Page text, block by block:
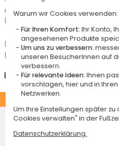
Artikel, die in unserem Atelier
Produkte), sind mit dem Logo
Das Voraussichtliche Lieferdatum ist
Kreditkarte oder Sofortüberweisung
Deutschland
Economy-
Mittwoch 12
Warum wir Cookies verwenden:
Für Ihren Komfort:Ihr Konto,
angesehenen Produkte
Um uns zu verbessern:
unseren BesucherInnen auf
verbessern.
Für relevante Ideen:Ihnen
vorschlagen, hier und in
Netzwerken.
Um Ihre Einstellungen später zu
Cookies verwalten" in der
Datenschutzerklärung.